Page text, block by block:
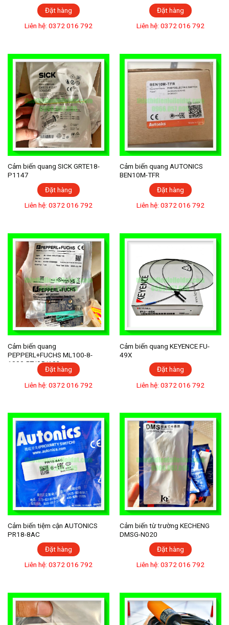
Đặt hàng
Liên hệ: 0372 016 792
Đặt hàng
Liên hệ: 0372 016 792
Cảm biến quang SICK GRTE18-
P1147
Đặt hàng
Liên hệ: 0372 016 792
Cảm biến quang AUTONICS
BEN10M-TFR
Đặt hàng
Liên hệ: 0372 016 792
Cảm biến quang
PEPPERL+FUCHS ML100-8-
1000-RT/95/103
Đặt hàng
Liên hệ: 0372 016 792
Cảm biến quang KEYENCE FU-
49X
Đặt hàng
Liên hệ: 0372 016 792
Cảm biến tiệm cận AUTONICS
PR18-8AC
Đặt hàng
Liên hệ: 0372 016 792
Cảm biến từ trường KECHENG
DMSG-N020
Đặt hàng
Liên hệ: 0372 016 792